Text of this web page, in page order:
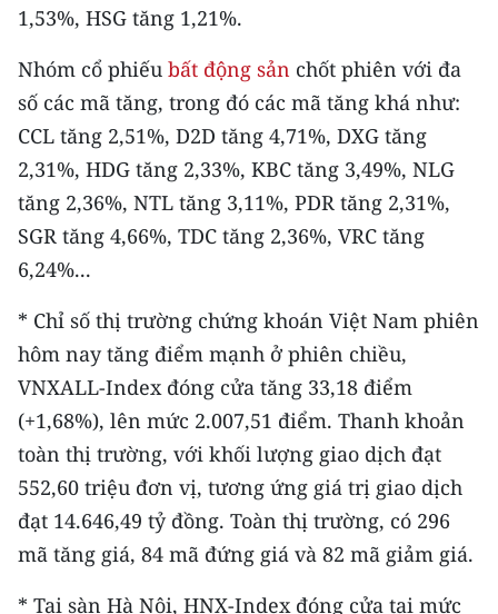
Đồng bằng sông Cửu Long
Chuyên trang Hà Nội
Chuyên trang TP. Hồ Chí Minh
CHUYÊN ĐỀ
CÁC CHUYÊN TRANG
THỜI NAY
NHÂN DÂN CUỐI TUẦN
NHÂN DÂN HẰNG THÁNG
MUA BÁO
ĐỌC BÁO IN
1,53%, HSG tăng 1,21%.
Nhóm cổ phiếu bất động sản chốt phiên với đa
số các mã tăng, trong đó các mã tăng khá như:
CCL tăng 2,51%, D2D tăng 4,71%, DXG tăng
2,31%, HDG tăng 2,33%, KBC tăng 3,49%, NLG
tăng 2,36%, NTL tăng 3,11%, PDR tăng 2,31%,
SGR tăng 4,66%, TDC tăng 2,36%, VRC tăng
6,24%...
* Chỉ số thị trường chứng khoán Việt Nam phiên
hôm nay tăng điểm mạnh ở phiên chiều,
VNXALL-Index đóng cửa tăng 33,18 điểm
(+1,68%), lên mức 2.007,51 điểm. Thanh khoản
toàn thị trường, với khối lượng giao dịch đạt
552,60 triệu đơn vị, tương ứng giá trị giao dịch
đạt 14.646,49 tỷ đồng. Toàn thị trường, có 296
mã tăng giá, 84 mã đứng giá và 82 mã giảm giá.
* Tại sàn Hà Nội, HNX-Index đóng cửa tại mức